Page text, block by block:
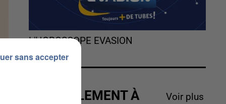
L'HOROSCOPE EVASION
ACTUELLEMENT À
Voir plus
sans accepter